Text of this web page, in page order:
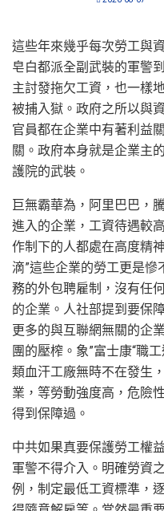
這些年來幾乎每次勞工與
皂白都派全副武裝的軍警
主討發拖欠工資，也一樣
被捕入獄。政府之所以與
官員都在企業中有著利益
關。政府本身就是企業主
護院的武裝。
巨無霸華為，阿里巴巴，
進入的企業，工資待遇較
作制下的人都處在高度精
滴”這些企業的勞工更是
務的外包聘雇制，沒有任
的企業。人社部提到要保
更多的與互聯網無關的企
團的壓榨。象”富士康“職
類血汗工廠無時不在發生
業，等勞動強度高，危險
得到保障過。
中共如果真要保護勞工權
軍警不得介入。明確勞資
例，制定最低工資標準，